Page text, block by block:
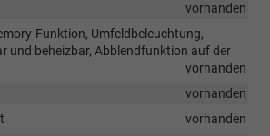
vorhanden
Funktion, Umfeldbeleuchtung,
und beheizbar, Abblendfunktion auf der
vorhanden
vorhanden
vorhanden